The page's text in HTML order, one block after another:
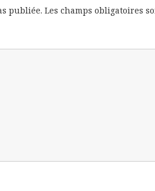
publiée. Les champs obligatoires